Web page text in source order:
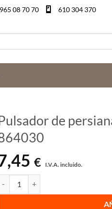
08 70 70 610 304 370
de
€ I.V.A. incluido.